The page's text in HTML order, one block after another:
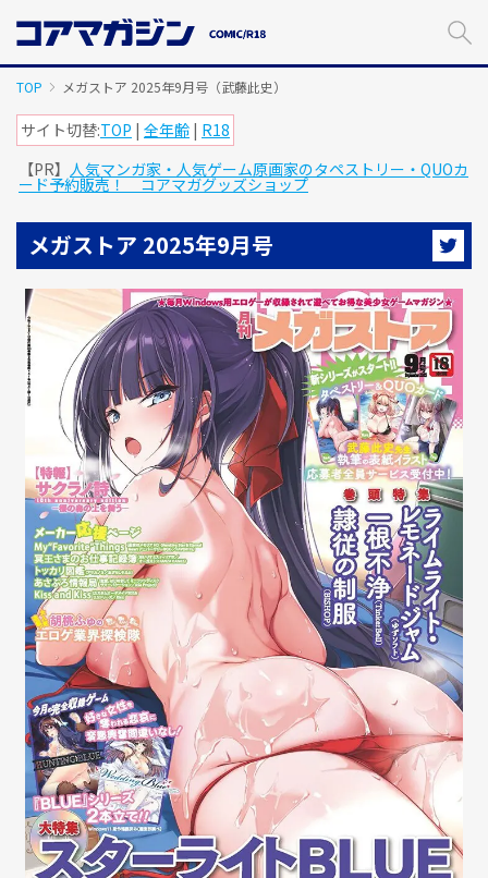
TOP メガストア 2025年9月号（武藤此史）
サイト切替:TOP | 全年齢 | R18
【PR】 人気マンガ家・人気ゲーム原画家のタペストリー・QUOカ
ード予約販売！ コアマガグッズショップ
メガストア 2025年9月号